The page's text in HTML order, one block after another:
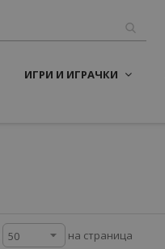
ИГРИ И ИГРАЧКИ
на страница